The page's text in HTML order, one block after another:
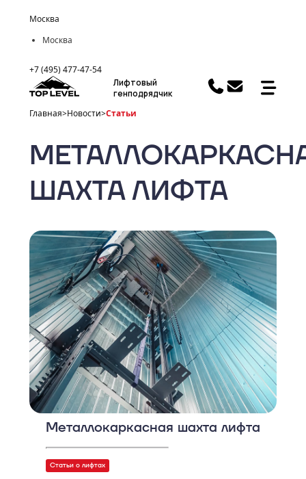
Москва
Москва
+7 (495) 477-47-54
Лифтовый
генподрядчик
Главная>Новости>Статьи
ШАХТА ЛИФТА
Металлокаркасная шахта лифта
Статьи о лифтах